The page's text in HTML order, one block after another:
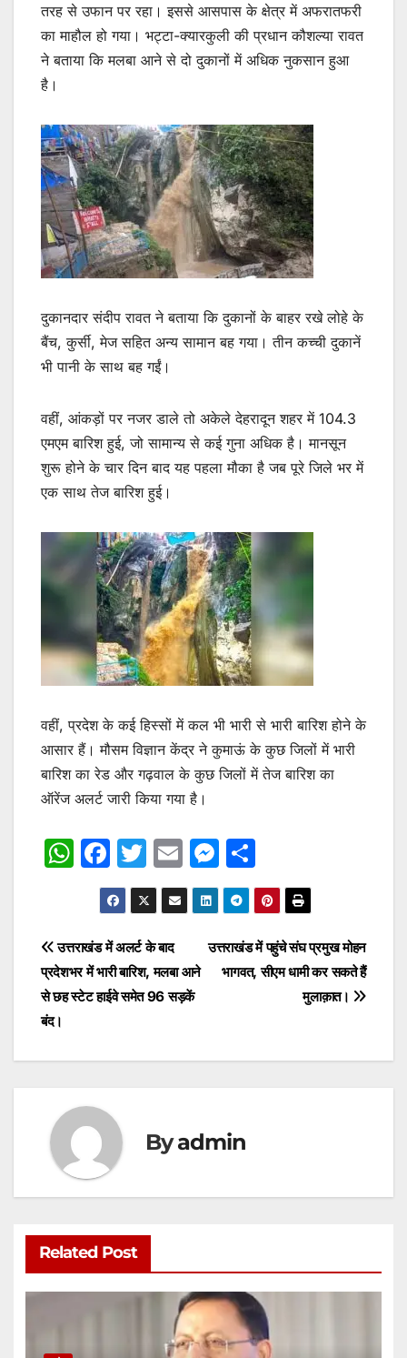
तरह से उफान पर रहा। इससे आसपास के क्षेत्र में अफरातफरी
का माहौल हो गया। भट्टा-क्यारकुली की प्रधान कौशल्या रावत
ने बताया कि मलबा आने से दो दुकानों में अधिक नुकसान हुआ
है।
दुकानदार संदीप रावत ने बताया कि दुकानों के बाहर रखे लोहे के
बैंच, कुर्सी, मेज सहित अन्य सामान बह गया। तीन कच्ची दुकानें
भी पानी के साथ बह गईं।
वहीं, आंकड़ों पर नजर डाले तो अकेले देहरादून शहर में 104.3
एमएम बारिश हुई, जो सामान्य से कई गुना अधिक है। मानसून
शुरू होने के चार दिन बाद यह पहला मौका है जब पूरे जिले भर में
एक साथ तेज बारिश हुई।
वहीं, प्रदेश के कई हिस्सों में कल भी भारी से भारी बारिश होने के
आसार हैं। मौसम विज्ञान केंद्र ने कुमाऊं के कुछ जिलों में भारी
बारिश का रेड और गढ़वाल के कुछ जिलों में तेज बारिश का
ऑरेंज अलर्ट जारी किया गया है।
W
s
A
p
F
a
c
e
b
o
k
T
w
itt
er
E
m
ai
M
e
s
s
e
er
h
ar
e
Post
navigation
उत्तराखंड में पहुंचे संघ प्रमुख मोहन
भागवत, सीएम धामी कर सकते हैं
मुलाक़ात।
उत्तराखंड में अलर्ट के बाद
प्रदेशभर में भारी बारिश, मलबा आने
से छह स्टेट हाईवे समेत 96 सड़कें
बंद।
Byadmin
Related Post